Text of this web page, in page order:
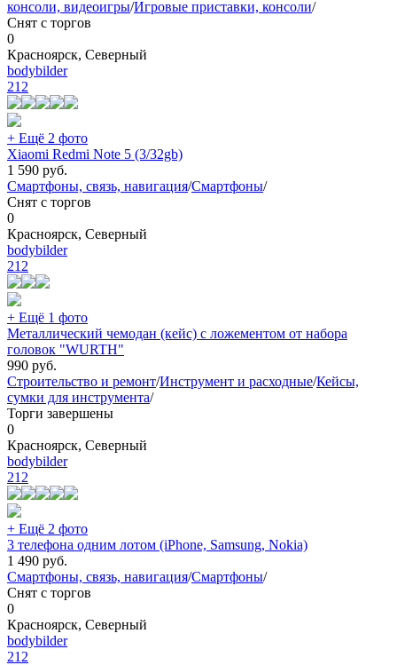
консоли, видеоигры/Игровые приставки, консоли/
Снят с торгов
0
Красноярск, Северный
bodybilder
212
+ Ещё 2 фото
Xiaomi Redmi Note 5 (3/32gb)
1 590 руб.
Смартфоны, связь, навигация/Смартфоны/
Снят с торгов
0
Красноярск, Северный
bodybilder
212
+ Ещё 1 фото
Металлический чемодан (кейс) с ложементом от набора
головок "WURTH"
990 руб.
Строительство и ремонт/Инструмент и расходные/Кейсы,
сумки для инструмента/
Торги завершены
0
Красноярск, Северный
bodybilder
212
+ Ещё 2 фото
3 телефона одним лотом (iPhone, Samsung, Nokia)
1 490 руб.
Смартфоны, связь, навигация/Смартфоны/
Снят с торгов
0
Красноярск, Северный
bodybilder
212